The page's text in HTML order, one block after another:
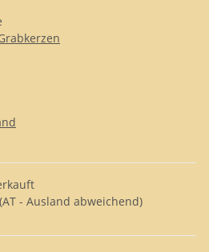
(AT - Ausland abweichend)